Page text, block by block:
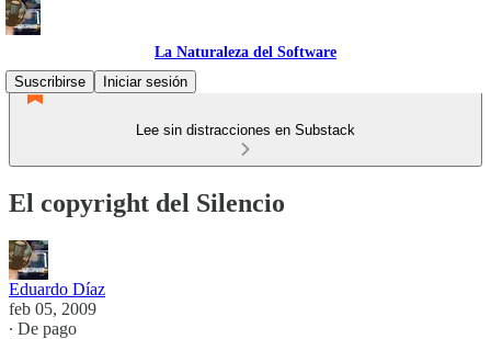
La Naturaleza del Software
Suscribirse
Iniciar sesión
Lee sin distracciones en Substack
El copyright del Silencio
Eduardo Díaz
feb 05, 2009
∙ De pago